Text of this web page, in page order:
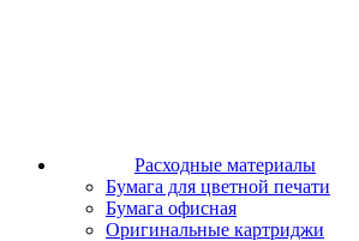
Расходные материалы
Бумага для цветной печати
Бумага офисная
Оригинальные картриджи